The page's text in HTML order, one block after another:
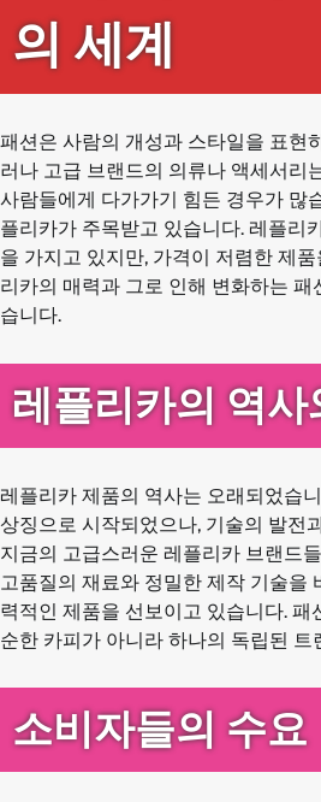
의 세계
패션은 사람의 개성과 스타일을 표현
러나 고급 브랜드의 의류나 액세서리
사람들에게 다가가기 힘든 경우가 많
플리카가 주목받고 있습니다. 레플리
을 가지고 있지만, 가격이 저렴한 제
리카의 매력과 그로 인해 변화하는 패
습니다.
레플리카의 역사
레플리카 제품의 역사는 오래되었습
상징으로 시작되었으나, 기술의 발전
지금의 고급스러운 레플리카 브랜드
고품질의 재료와 정밀한 제작 기술을
력적인 제품을 선보이고 있습니다.
순한 카피가 아니라 하나의 독립된
소비자들의 수요